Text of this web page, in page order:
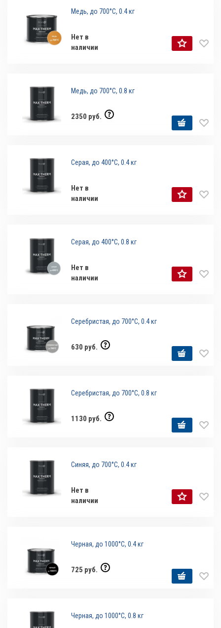
Медь, до 700°С, 0.4 кг
Нет в
наличии
Медь, до 700°С, 0.8 кг
2350 руб.
Серая, до 400°С, 0.4 кг
Нет в
наличии
Серая, до 400°С, 0.8 кг
Нет в
наличии
Серебристая, до 700°С, 0.4 кг
630 руб.
Серебристая, до 700°С, 0.8 кг
1130 руб.
Синяя, до 700°С, 0.4 кг
Нет в
наличии
Черная, до 1000°С, 0.4 кг
725 руб.
Черная, до 1000°С, 0.8 кг